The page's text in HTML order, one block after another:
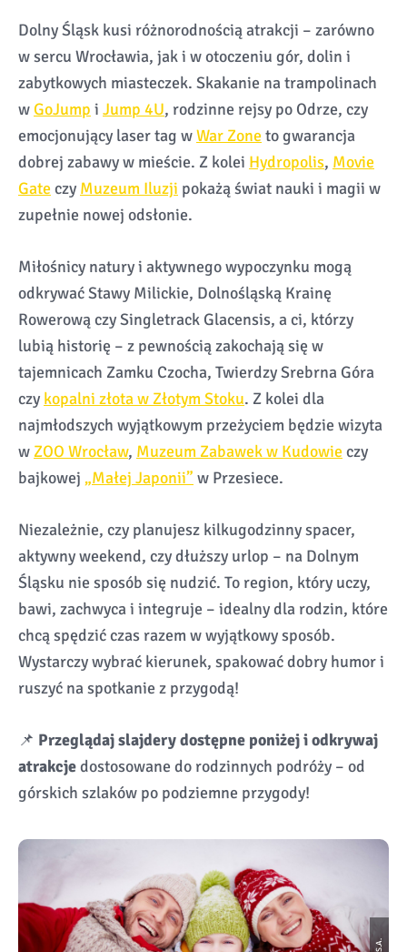
Dolny Śląsk kusi różnorodnością atrakcji – zarówno
w sercu Wrocławia, jak i w otoczeniu gór, dolin i
zabytkowych miasteczek. Skakanie na trampolinach
w GoJump i Jump 4U, rodzinne rejsy po Odrze, czy
emocjonujący laser tag wWar Zoneto gwarancja
dobrej zabawy w mieście. Z kolei Hydropolis, Movie
Gateczy Muzeum Iluzji pokażą świat nauki i magii w
zupełnie nowej odsłonie.
Miłośnicy natury i aktywnego wypoczynku mogą
odkrywać Stawy Milickie, Dolnośląską Krainę
Rowerową czy Singletrack Glacensis, a ci, którzy
lubią historię – z pewnością zakochają się w
tajemnicach Zamku Czocha, Twierdzy Srebrna Góra
czy kopalni złota w Złotym Stoku. Z kolei dla
najmłodszych wyjątkowym przeżyciem będzie wizyta
w ZOO Wrocław, Muzeum Zabawek w Kudowieczy
bajkowej „Małej Japonii” w Przesiece.
Niezależnie, czy planujesz kilkugodzinny spacer,
aktywny weekend, czy dłuższy urlop – na Dolnym
Śląsku nie sposób się nudzić. To region, który uczy,
bawi, zachwyca i integruje – idealny dla rodzin, które
chcą spędzić czas razem w wyjątkowy sposób.
Wystarczy wybrać kierunek, spakować dobry humor i
ruszyć na spotkanie z przygodą!
📌 Przeglądaj slajdery dostępne poniżej i odkrywaj
atrakcjedostosowane do rodzinnych podróży – od
górskich szlaków po podziemne przygody!